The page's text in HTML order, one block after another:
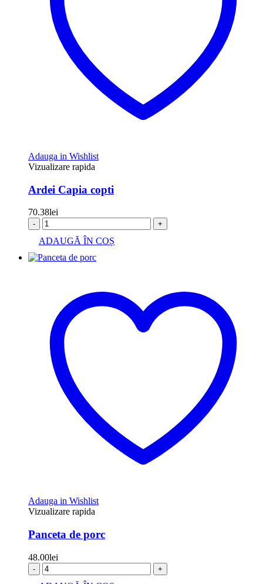
Adauga in Wishlist
Vizualizare rapida
Ardei Capia copti
70.38lei
- +
ADAUGĂ ÎN COȘ
Adauga in Wishlist
Vizualizare rapida
Panceta de porc
48.00lei
- +